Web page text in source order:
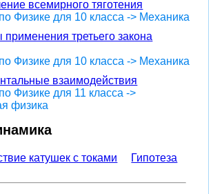
всемирного тяготения
Физике для 10 класса -> Механика
третьего закона
Физике для 10 класса -> Механика
взаимодействия
Физике для 11 класса ->
физика
катушек с токами
Гипотеза